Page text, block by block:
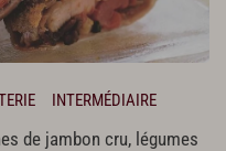
INTERMÉDIAIRE
de jambon cru, légumes